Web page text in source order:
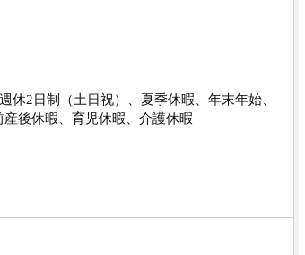
休2日制（土日祝）、夏季休暇、年末年始、
後休暇、育児休暇、介護休暇